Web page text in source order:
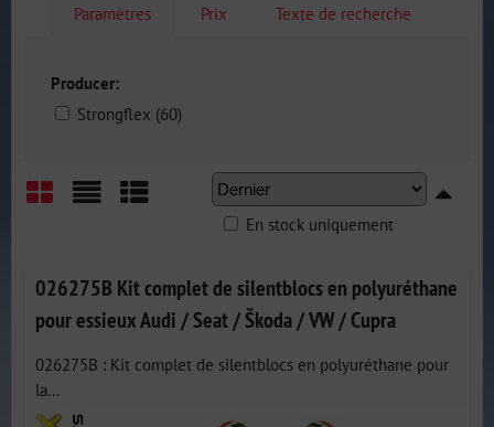
Paramètres Prix Texte de recherche
Producer:
Strongflex (60)
En stock uniquement
026275B Kit complet de silentblocs en polyuréthane
pour essieux Audi / Seat / Škoda / VW / Cupra
026275B : Kit complet de silentblocs en polyuréthane pour
la...